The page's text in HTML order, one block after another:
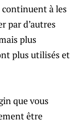
à les
par d’autres
plus
plus utilisés et
que vous
être